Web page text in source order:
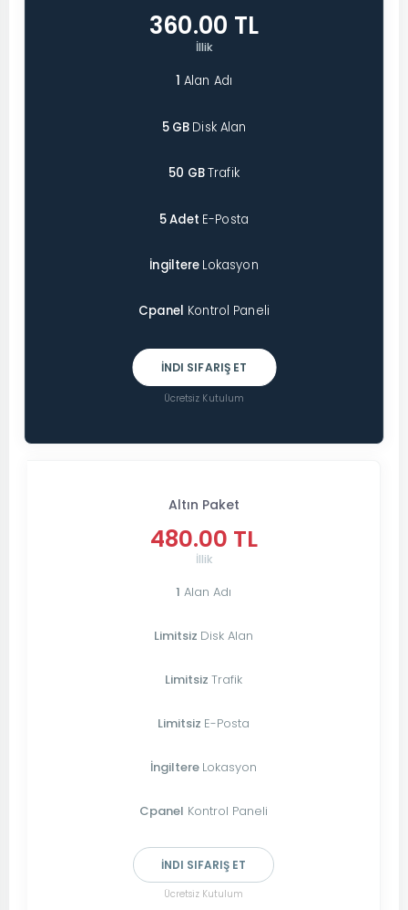
360.00 TL
İllik
1 Alan Adı
5 GB Disk Alan
50 GBTrafik
5 Adet E-Posta
İngiltere Lokasyon
Cpanel Kontrol Paneli
İNDI SIFARIŞ ET
Ücretsiz Kutulum
Altın Paket
480.00 TL
İllik
1 Alan Adı
Limitsiz Disk Alan
Limitsiz Trafik
Limitsiz E-Posta
İngiltere Lokasyon
Cpanel Kontrol Paneli
İNDI SIFARIŞ ET
Ücretsiz Kutulum